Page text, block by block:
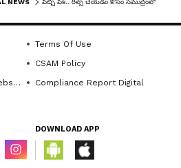
Terms Of Use
CSAM Policy
Compliance Report Digital
DOWNLOAD APP